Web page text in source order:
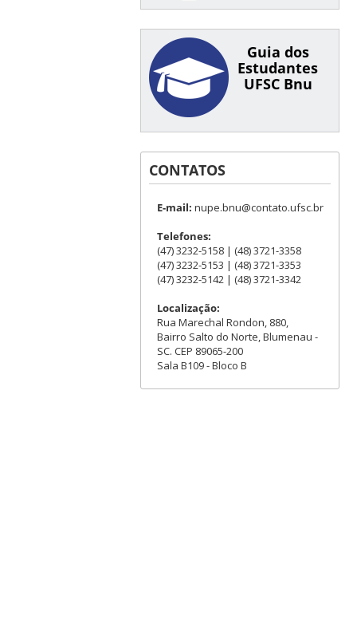
Guia dos
Estudantes
UFSC Bnu
CONTATOS
E-mail: nupe.bnu@contato.ufsc.br
Telefones:
(47) 3232-5158 | (48) 3721-3358
(47) 3232-5153 | (48) 3721-3353
(47) 3232-5142 | (48) 3721-3342
Localização:
Rua Marechal Rondon, 880,
Bairro Salto do Norte, Blumenau -
SC. CEP 89065-200
Sala B109 - Bloco B